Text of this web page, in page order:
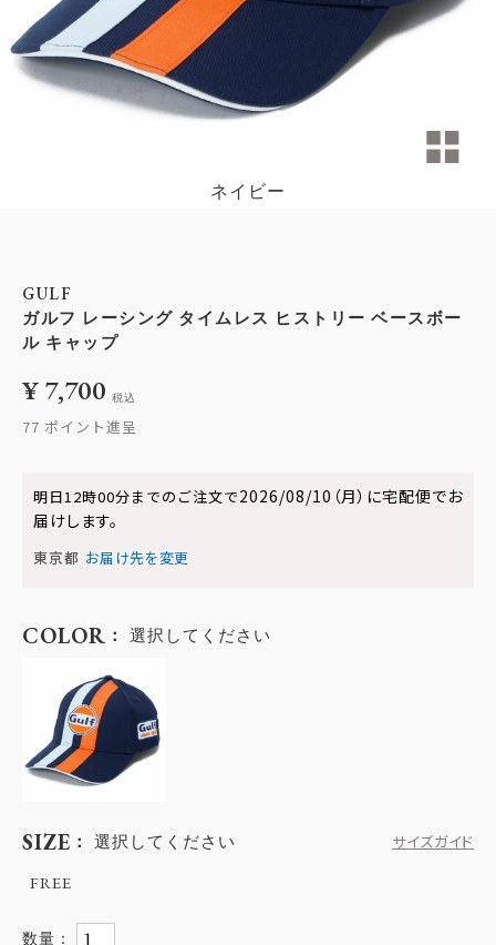
ネイビー
GULF
ガルフ レーシング タイムレス ヒストリー ベースボー
ル キャップ
¥7,700 税込
77
明日12時00分までのご注文で2026/08/10（月） に宅配便でお
届けします。
東京都 お届け先を変更
SIZE 選択してください
サイズガイド
FREE
COLOR 選択してください